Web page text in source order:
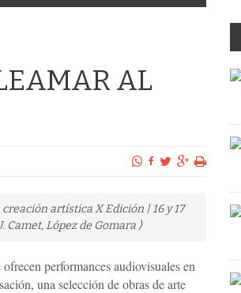
AL
artística X Edición | 16 y 17
López de Gomara )
ofrecen performances audiovisuales en
una selección de obras de arte